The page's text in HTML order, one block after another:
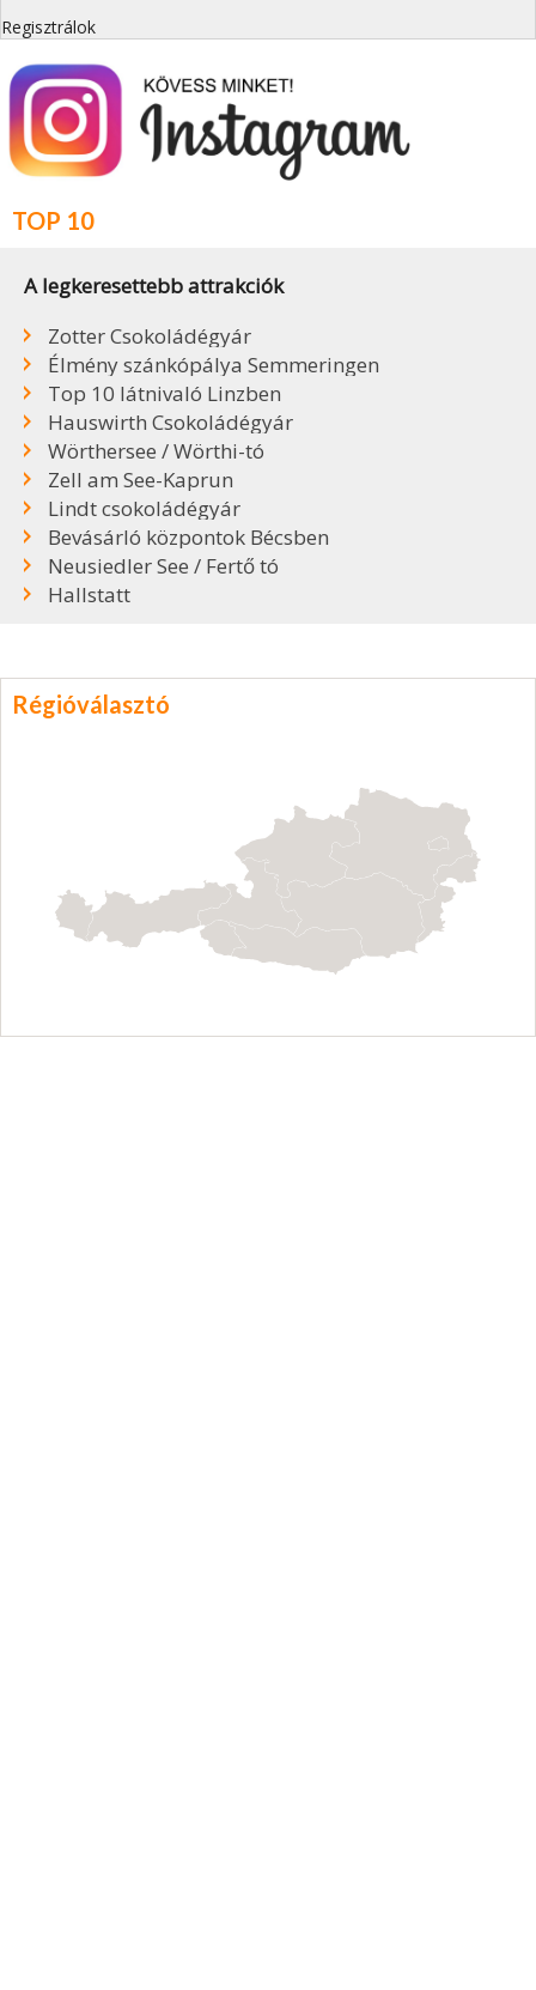
Regisztrálok
TOP 10
A legkeresettebb attrakciók
Zotter Csokoládégyár
Élmény szánkópálya Semmeringen
Top 10 látnivaló Linzben
Hauswirth Csokoládégyár
Wörthersee / Wörthi-tó
Zell am See-Kaprun
Lindt csokoládégyár
Bevásárló központok Bécsben
Neusiedler See / Fertő tó
Hallstatt
Régióválasztó